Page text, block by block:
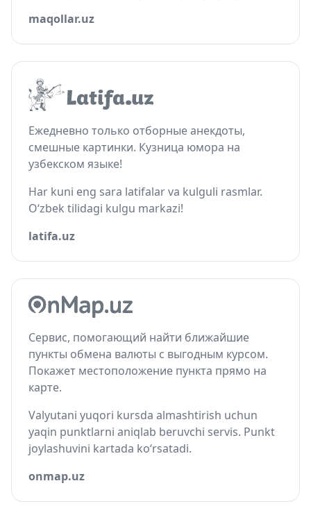
maqollar.uz
Ежедневно только отборные анекдоты,
смешные картинки. Кузница юмора на
узбекском языке!
Har kuni eng sara latifalar va kulguli rasmlar.
O‘zbek tilidagi kulgu markazi!
latifa.uz
Сервис, помогающий найти ближайшие
пункты обмена валюты с выгодным курсом.
Покажет местоположение пункта прямо на
карте.
Valyutani yuqori kursda almashtirish uchun
yaqin punktlarni aniqlab beruvchi servis. Punkt
joylashuvini kartada ko‘rsatadi.
onmap.uz